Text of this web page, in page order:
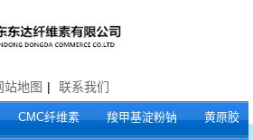
站地图 | 联系我们
CMC纤维素 羧甲基淀粉钠 黄原胶